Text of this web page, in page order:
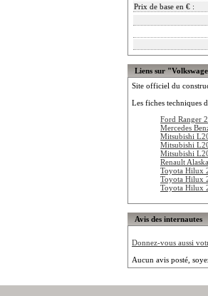
Prix de base en € :
Liens sur
Site officiel du
Les fiches techniques
Ford Ranger
Mercedes
Mitsubishi
Mitsubishi
Mitsubishi
Renault
Toyota Hilux
Toyota Hilux
Toyota Hilux
Avis des internautes
Donnez-vous aussi
Aucun avis posté,